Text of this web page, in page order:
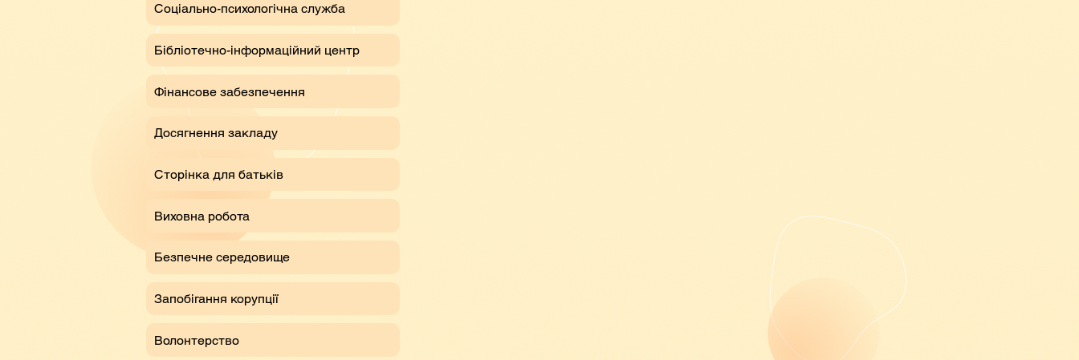
Соціально-психологічна служба
Бібліотечно-інформаційний центр
Фінансове забезпечення
Досягнення закладу
Сторінка для батьків
Виховна робота
Безпечне середовище
Запобігання корупції
Волонтерство